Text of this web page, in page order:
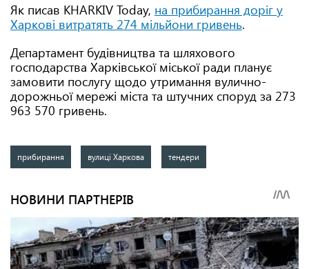
Як писав KHARKIV Today, на прибирання доріг у
Харкові витратять 274 мільйони гривень.
Департамент будівництва та шляхового
господарства Харківської міської ради планує
замовити послугу щодо утримання вулично-
дорожньої мережі міста та штучних споруд за 273
963 570 гривень.
прибирання вулиці Харкова тендери